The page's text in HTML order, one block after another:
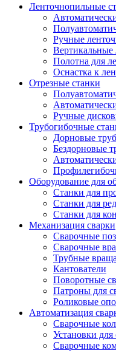
Ленточнопильные
Ручные
Вертикальные
Полотна для
Оснастка к
Отрезные станки
Ручные
Трубогибочные
Дорновые
Бездорновые
Оборудование для
Станки для
Станки для
Станки для
Механизация сварки
Сварочные
Сварочные
Трубные
Кантователи
Поворотные
Патроны для
Роликовые
Автоматизация
Сварочные
Установки для
Сварочные